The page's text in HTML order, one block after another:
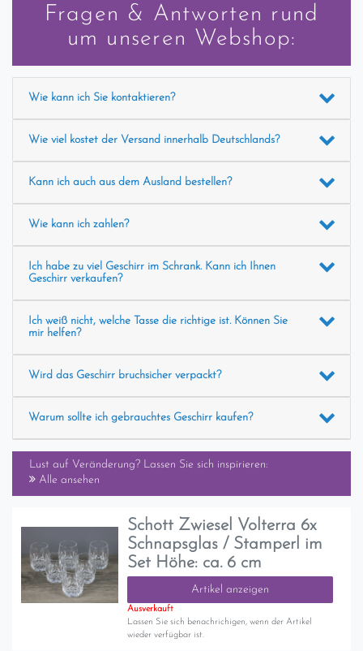
Fragen & Antworten rund
um unseren Webshop:
Wie kann ich Sie kontaktieren?
Wie viel kostet der Versand innerhalb Deutschlands?
Kann ich auch aus dem Ausland bestellen?
Wie kann ich zahlen?
Ich habe zu viel Geschirr im Schrank. Kann ich Ihnen
Geschirr verkaufen?
Ich weiß nicht, welche Tasse die richtige ist. Können Sie
mir helfen?
Wird das Geschirr bruchsicher verpackt?
Warum sollte ich gebrauchtes Geschirr kaufen?
Lust auf Veränderung? Lassen Sie sich inspirieren:
Alle ansehen
Schott Zwiesel Volterra 6x
Schnapsglas / Stamperl im
Set Höhe: ca. 6 cm
Artikel anzeigen
Ausverkauft
Lassen Sie sich benachrichigen, wenn der Artikel
wieder verfügbar ist.